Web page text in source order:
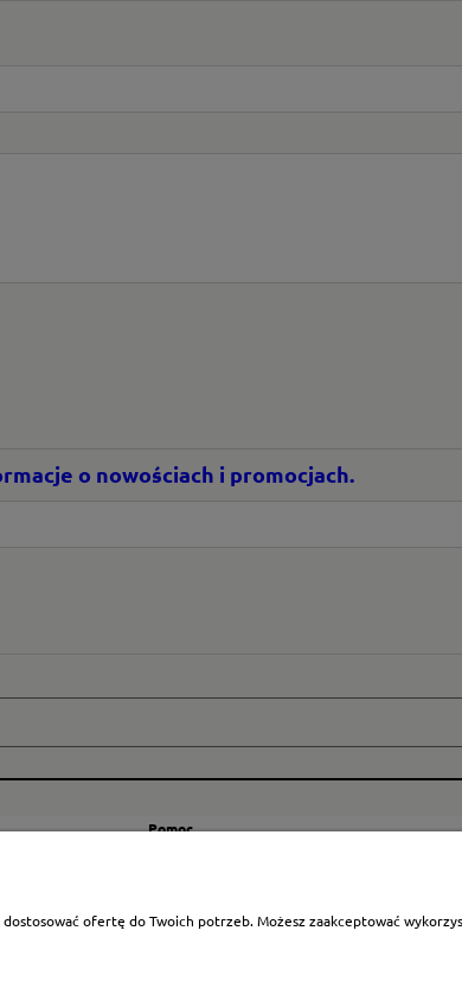
o nowościach i promocjach.
Pomoc
Polityka cookies
ofertę do Twoich potrzeb. Możesz zaakceptować